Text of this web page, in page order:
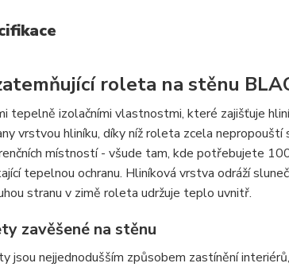
roleta na stěnu
tepelně izolačními vlastnostmi, které zajišťuje
vrstvou hliníku, díky níž roleta zcela
místností - všude tam, kde potřebujete
tepelnou ochranu. Hliníková vrstva odráží
stranu v zimě roleta udržuje teplo uvnitř.
zavěšené na stěnu
jsou nejjednodušším způsobem zastínění